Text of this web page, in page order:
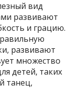
вид
развивают
и грацию.
развивают
множество
детей, таких
танец,